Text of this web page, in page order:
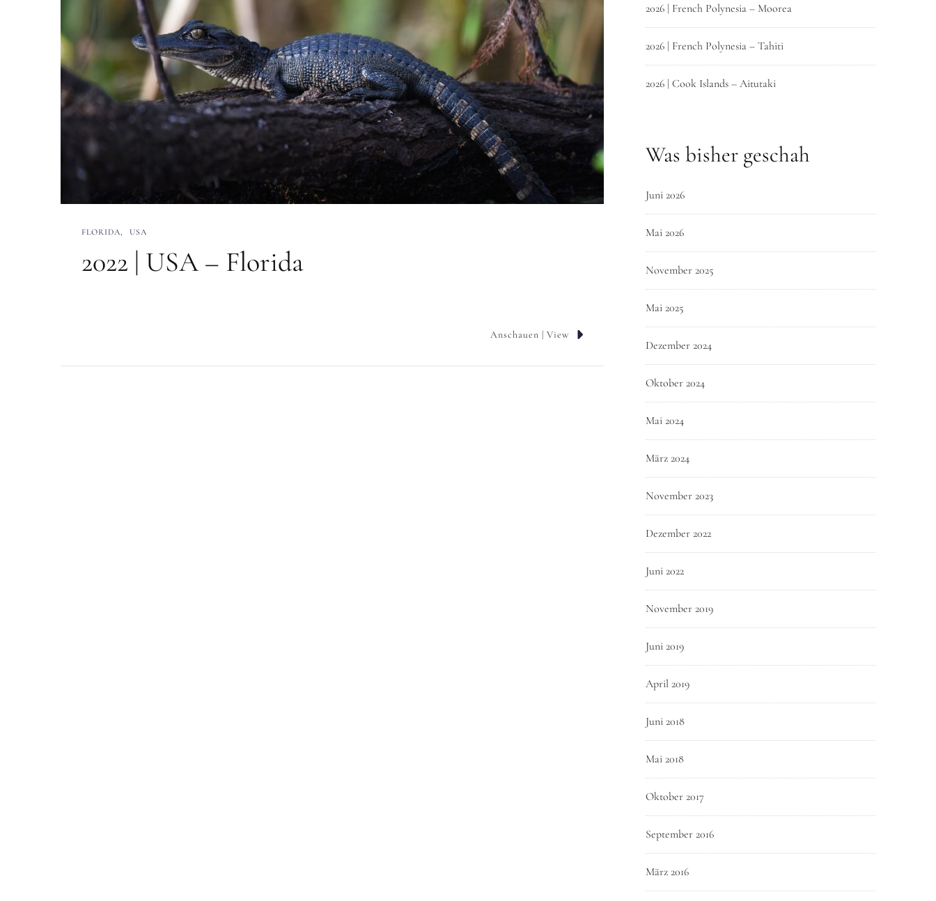
FLORIDA USA
2022 | USA – Florida
Anschauen | View
2026 | French Polynesia – Moorea
2026 | French Polynesia – Tahiti
2026 | Cook Islands – Aitutaki
Was bisher geschah
Juni 2026
Mai 2026
November 2025
Mai 2025
Dezember 2024
Oktober 2024
Mai 2024
März 2024
November 2023
Dezember 2022
Juni 2022
November 2019
Juni 2019
April 2019
Juni 2018
Mai 2018
Oktober 2017
September 2016
März 2016